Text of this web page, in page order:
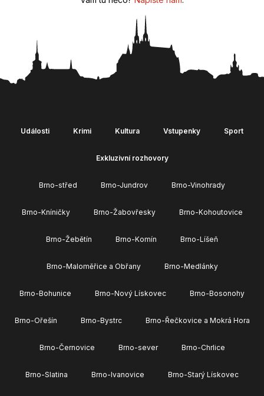
Události Krimi Kultura Vstupenky Sport
Exkluzivní rozhovory
Brno-střed Brno-Jundrov Brno-Vinohrady
Brno-Kníničky Brno-Žabovřesky Brno-Kohoutovice
Brno-Žebětín Brno-Komín Brno-Líšeň
Brno-Maloměřice a Obřany Brno-Medlánky
Brno-Bohunice Brno-Nový Lískovec Brno-Bosonohy
Brno-Ořešín Brno-Bystrc Brno-Řečkovice a Mokrá Hora
Brno-Černovice Brno-sever Brno-Chrlice
Brno-Slatina Brno-Ivanovice Brno-Starý Lískovec